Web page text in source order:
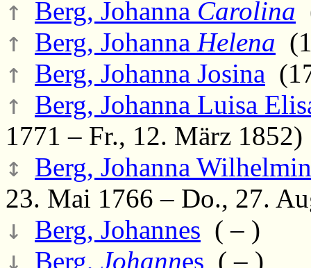
↑ Berg, Johanna Carolina
↑ Berg, Johanna Helena
↑ Berg, Johanna Josina
↑ Berg, Johanna Luisa
1771 – Fr., 12. März 1852)
↕ Berg, Johanna
23. Mai 1766 – Do., 27.
↓ Berg, Johannes ( – )
↓ Berg, Johannes ( – )